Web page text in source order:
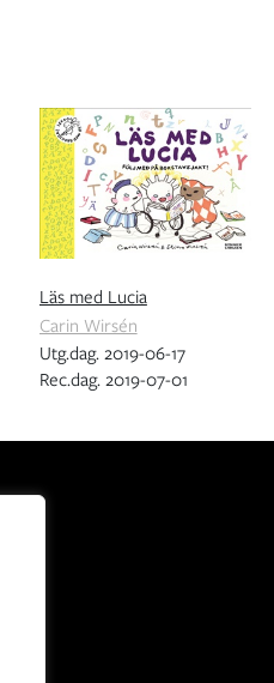
Läs med Lucia
Carin Wirsén
Utg.dag. 2019-06-17
Rec.dag. 2019-07-01